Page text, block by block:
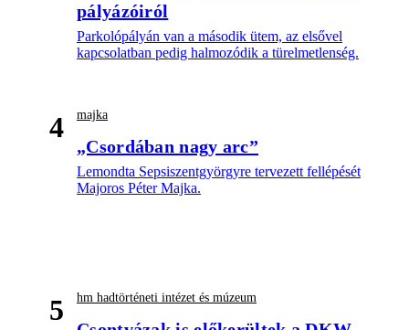
pályázóiról
Parkolópályán van a második ütem, az elsővel
kapcsolatban pedig halmozódik a türelmetlenség.
4 majka
„Csordában nagy arc”
Lemondta Sepsiszentgyörgyre tervezett fellépését
Majoros Péter Majka.
5 hm hadtörténeti intézet és múzeum